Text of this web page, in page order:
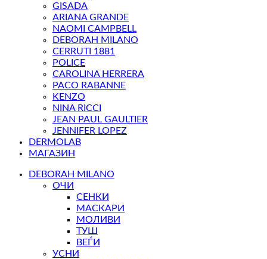
GISADA
ARIANA GRANDE
NAOMI CAMPBELL
DEBORAH MILANO
CERRUTI 1881
POLICE
CAROLINA HERRERA
PACO RABANNE
KENZO
NINA RICCI
JEAN PAUL GAULTIER
JENNIFER LOPEZ
DERMOLAB
МАГАЗИН
DEBORAH MILANO
ОЧИ
СЕНКИ
МАСКАРИ
МОЛИВИ
ТУШ
ВЕЃИ
УСНИ